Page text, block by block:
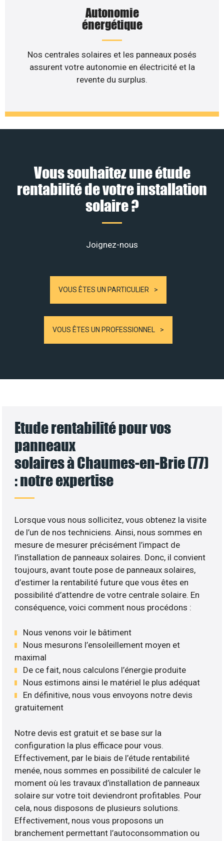
Autonomie
énergétique
Nos centrales solaires et les panneaux posés
assurent votre autonomie en électricité et la
revente du surplus.
Vous souhaitez une étude
rentabilité de votre installation
solaire ?
Joignez-nous
VOUS ÊTES UN PARTICULIER
VOUS ÊTES UN PROFESSIONNEL
Etude rentabilité pour vos
panneaux
solaires à Chaumes-en-Brie (77)
: notre expertise
Lorsque vous nous sollicitez, vous obtenez la visite
de l’un de nos techniciens. Ainsi, nous sommes en
mesure de mesurer précisément l’impact de
l’installation de panneaux solaires. Donc, il convient
toujours, avant toute pose de panneaux solaires,
d’estimer la rentabilité future que vous êtes en
possibilité d’attendre de votre centrale solaire. En
conséquence, voici comment nous procédons :
Nous venons voir le bâtiment
Nous mesurons l’ensoleillement moyen et
maximal
De ce fait, nous calculons l’énergie produite
Nous estimons ainsi le matériel le plus adéquat
En définitive, nous vous envoyons notre devis
gratuitement
Notre devis est gratuit et se base sur la
configuration la plus efficace pour vous.
Effectivement, par le biais de l’étude rentabilité
menée, nous sommes en possibilité de calculer le
moment où les travaux d’installation de panneaux
solaire sur votre toit deviendront profitables. Pour
cela, nous disposons de plusieurs solutions.
Effectivement, nous vous proposons un
branchement permettant l’autoconsommation ou